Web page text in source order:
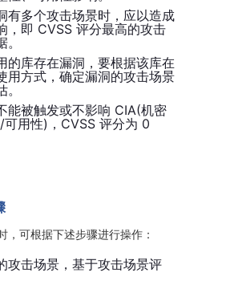
有多个攻击场景时，应以造成
，即 CVSS 评分最高的攻击
的库存在漏洞，要根据该库在
用方式，确定漏洞的攻击场景
。
能被触发或不影响 CIA(机密
用性)，CVSS 评分为 0
，可根据下述步骤进行操作：
攻击场景，基于攻击场景评